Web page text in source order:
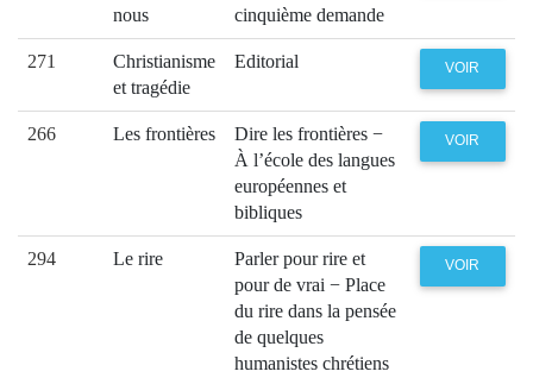
nous
cinquième demande
271
Christianisme
et tragédie
Editorial VOIR
266 Les frontières
Dire les frontières −
À l’école des langues
européennes et
bibliques
VOIR
294 Le rire
Parler pour rire et
pour de vrai − Place
du rire dans la pensée
de quelques
humanistes chrétiens
VOIR